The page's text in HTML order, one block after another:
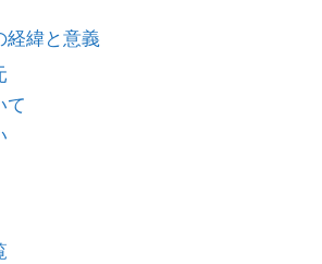
経緯と意義
て